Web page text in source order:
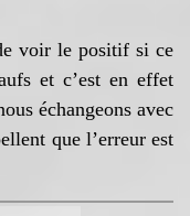
voir le positif si ce
et c’est en effet
échangeons avec
que l’erreur est